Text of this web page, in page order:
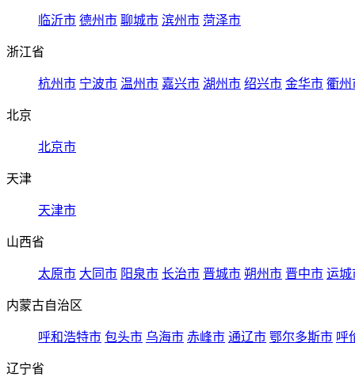
临沂市 德州市 聊城市 滨州市 菏泽市
浙江省
杭州市 宁波市 温州市 嘉兴市 湖州市 绍兴市 金华市 衢州
北京
北京市
天津
天津市
山西省
太原市 大同市 阳泉市 长治市 晋城市 朔州市 晋中市 运城
内蒙古自治区
呼和浩特市 包头市 乌海市 赤峰市 通辽市 鄂尔多斯市 呼
辽宁省